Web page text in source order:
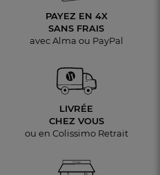
PAYEZ EN 4X
SANS FRAIS
avec Alma ou PayPal
LIVRÉE
CHEZ VOUS
ou en Colissimo Retrait